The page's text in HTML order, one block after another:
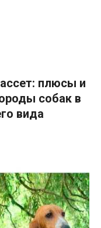
плюсы и
собак в
вида